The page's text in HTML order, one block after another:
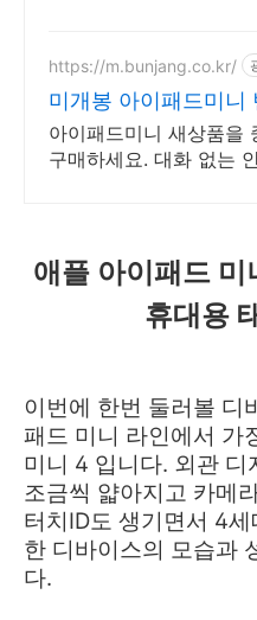
https://m.bunjang.co.kr/
미개봉 아이패드미니
국내 최대 브랜드 중
아이패드미니 새상품을
구매하세요. 대화 없는
애플 아이패드
휴대용
이번에 한번 둘러볼 디
패드 미니 라인에서 가
미니 4 입니다. 외관 디
조금씩 얇아지고 카메
터치ID도 생기면서 4
한 디바이스의 모습과
다.